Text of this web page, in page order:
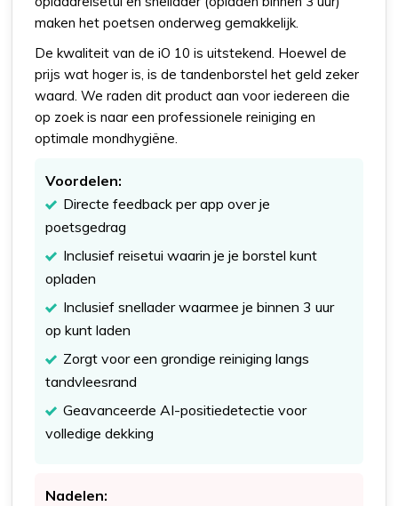
maken het poetsen onderweg gemakkelijk.
De kwaliteit van de iO 10 is uitstekend. Hoewel de
prijs wat hoger is, is de tandenborstel het geld zeker
waard. We raden dit product aan voor iedereen die
op zoek is naar een professionele reiniging en
optimale mondhygiëne.
Voordelen:
Directe feedback per app over je
poetsgedrag
Inclusief reisetui waarin je je borstel kunt
opladen
Inclusief snellader waarmee je binnen 3 uur
op kunt laden
Zorgt voor een grondige reiniging langs
tandvleesrand
Geavanceerde AI-positiedetectie voor
volledige dekking
Nadelen: